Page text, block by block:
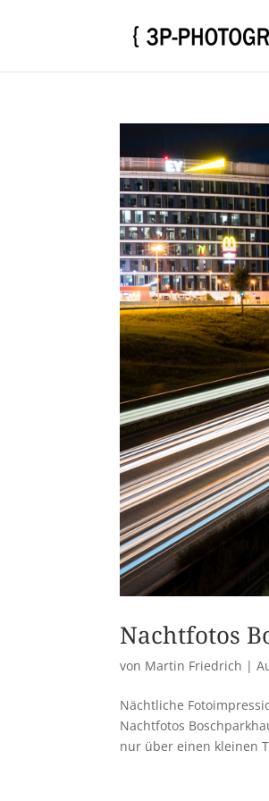
Nachtfotos
von Martin Friedrich |
Nächtliche
Nachtfotos
nur über einen kleinen